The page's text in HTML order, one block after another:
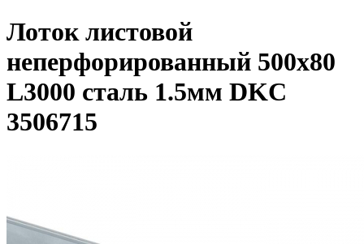
Лоток листовой
неперфорированный 500х80
L3000 сталь 1.5мм DKC
3506715